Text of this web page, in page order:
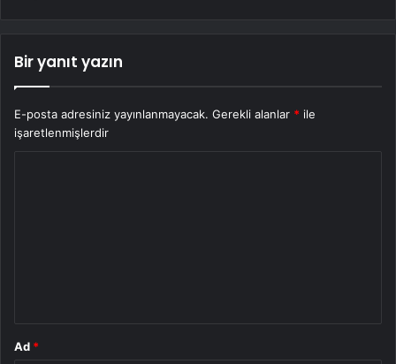
Bir yanıt yazın
E-posta adresiniz yayınlanmayacak. Gerekli alanlar * ile
işaretlenmişlerdir
Ad *